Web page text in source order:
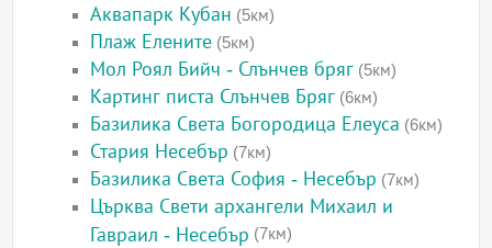
Аквапарк Кубан (5км)
Плаж Елените (5км)
Мол Роял Бийч - Слънчев бряг (5км)
Картинг писта Слънчев Бряг (6км)
Базилика Света Богородица Елеуса (6км)
Стария Несебър (7км)
Базилика Света София - Несебър (7км)
Църква Свети архангели Михаил и
Гавраил - Несебър (7км)